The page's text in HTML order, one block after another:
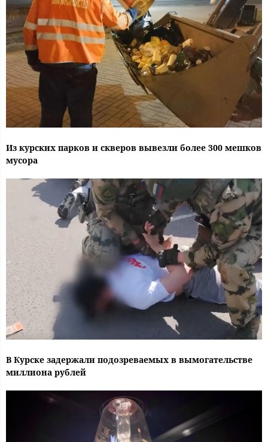
Из курских парков и скверов вывезли более 300 мешков
мусора
В Курске задержали подозреваемых в вымогательстве
миллиона рублей